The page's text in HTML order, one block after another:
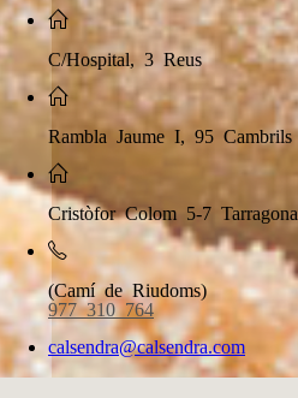
C/Hospital, 3 Reus
Rambla Jaume I, 95 Cambrils
Cristòfor Colom 5-7 Tarragona
(Camí de Riudoms)
977 310 764
calsendra@calsendra.com